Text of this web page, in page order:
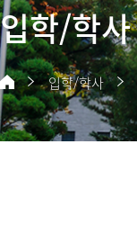
입학/학사
입학/학사